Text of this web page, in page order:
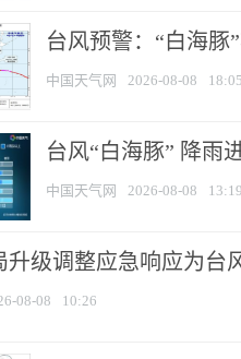
台风预警：“白海豚
中国天气网 2026-08-08 18:05
台风“白海豚” 降雨
中国天气网 2026-08-08 13:19
升级调整应急响应为台
08-08 10:26